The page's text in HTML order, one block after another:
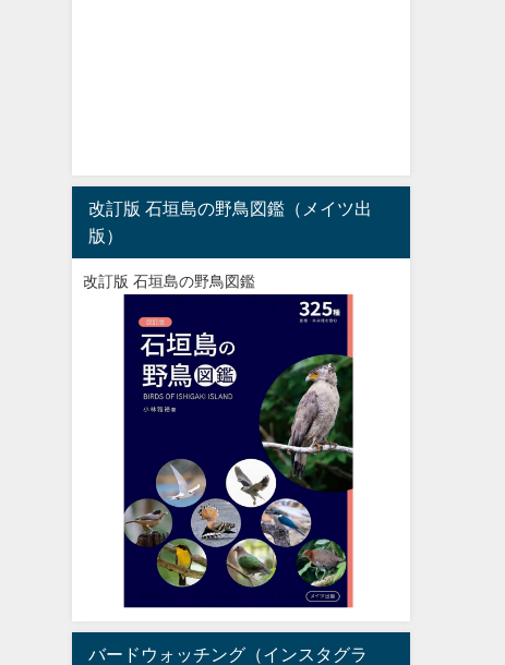
改訂版 石垣島の野鳥図鑑（メイツ出
版）
改訂版 石垣島の野鳥図鑑
バードウォッチング（インスタグラ